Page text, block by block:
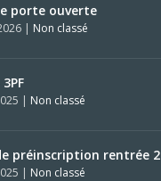
porte ouverte
| Non classé
3PF
| Non classé
préinscription rentrée
| Non classé